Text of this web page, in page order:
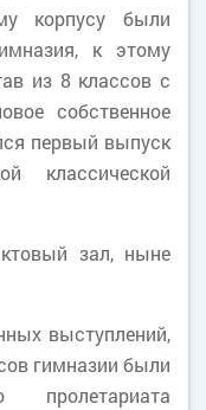
корпусу были
к этому
из 8 классов с
собственное
первый выпуск
классической
зал, ныне
выступлений,
гимназии были